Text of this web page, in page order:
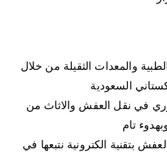
والمعدات الثقيلة من خلال
السعودية
في نقل العفش والاثاث من
تام
بتقنية الكترونية نتبعها في